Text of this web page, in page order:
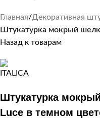
Главная Декоративная
Штукатурка мокрый шелк
Назад к товарам
Штукатурка
Luce в темном